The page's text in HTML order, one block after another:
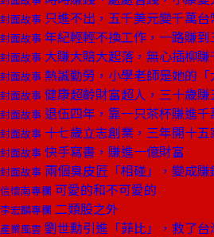
封面故事 只進不出，五千美元變千萬台
封面故事 年紀輕輕不換工作，一路賺到
封面故事 大賺大賠大起落，無心插柳賺
封面故事 熱誠勤勞，小學老師是她的「
封面故事 健康超齡財富超人，三十歲賺
封面故事 退伍四年，靠一只茶杯賺進千
封面故事 十七歲立志創業，三年開十五
封面故事 快手寫書，賺進一億財富
封面故事 兩個臭皮匠「相碰」，變成賺
信懷南專欄 可愛的和不可愛的
李宏麟專欄 二類股之外
產業風雲 劉世勳引進「菲比」，救了